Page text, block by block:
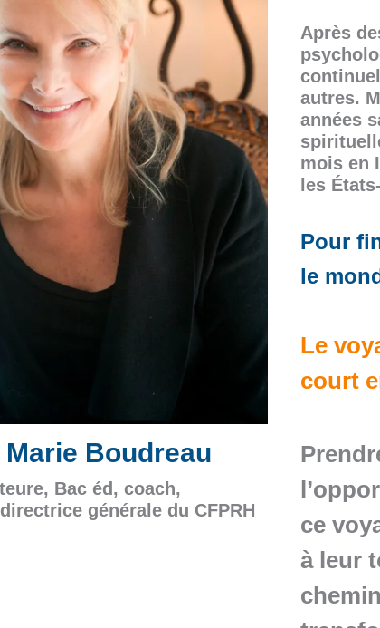
Marie Boudreau
Bac éd, coach,
générale du CFPRH
Après
autres.
années
mois en
les
Pour
le
Le
court
ce
à leur